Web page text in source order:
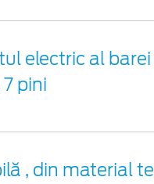
electric al barei
pini
, din material